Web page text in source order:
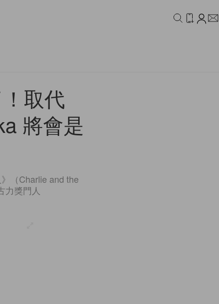
取代
將會是
（Charlie and the
力獎門人